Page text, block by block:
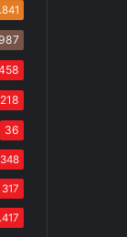
218
36
348
317